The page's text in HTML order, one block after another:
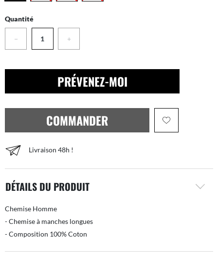
Quantité
− +
PRÉVENEZ-MOI
COMMANDER
Livraison 48h !
DÉTAILS DU PRODUIT
Chemise Homme
- Chemise à manches longues
- Composition 100% Coton